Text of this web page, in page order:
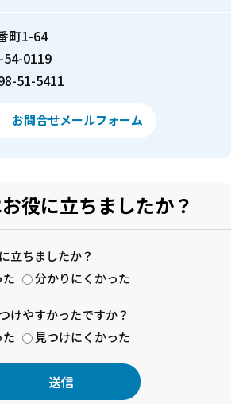
町1-64
54-0119
51-5411
お問合せメールフォーム
役に立ちましたか？
立ちましたか？
分かりにくかった
けやすかったですか？
見つけにくかった